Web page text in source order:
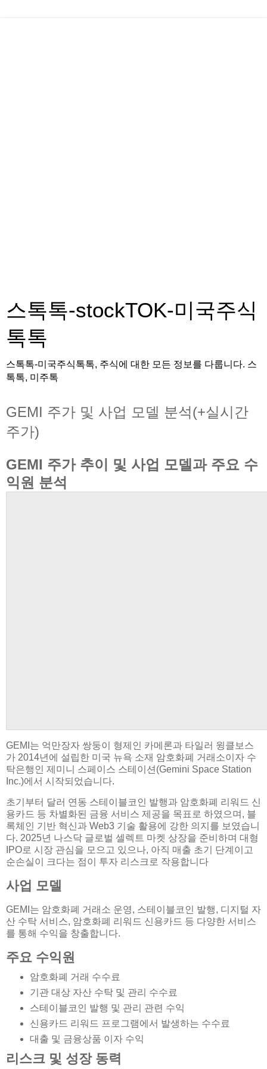
스톡톡-stockTOK-미국주식
톡톡
스톡톡-미국주식톡톡, 주식에 대한 모든 정보를 다룹니다. 스
톡톡, 미주톡
GEMI 주가 및 사업 모델 분석(+실시간
주가)
GEMI 주가 추이 및 사업 모델과 주요 수
익원 분석
GEMI는 억만장자 쌍둥이 형제인 카메론과 타일러 윙클보스
가 2014년에 설립한 미국 뉴욕 소재 암호화폐 거래소이자 수
탁은행인 제미니 스페이스 스테이션(Gemini Space Station
Inc.)에서 시작되었습니다.
초기부터 달러 연동 스테이블코인 발행과 암호화폐 리워드 신
용카드 등 차별화된 금융 서비스 제공을 목표로 하였으며, 블
록체인 기반 혁신과 Web3 기술 활용에 강한 의지를 보였습니
다. 2025년 나스닥 글로벌 셀렉트 마켓 상장을 준비하며 대형
IPO로 시장 관심을 모으고 있으나, 아직 매출 초기 단계이고
순손실이 크다는 점이 투자 리스크로 작용합니다
사업 모델
GEMI는 암호화폐 거래소 운영, 스테이블코인 발행, 디지털 자
산 수탁 서비스, 암호화폐 리워드 신용카드 등 다양한 서비스
를 통해 수익을 창출합니다.
주요 수익원
암호화폐 거래 수수료
기관 대상 자산 수탁 및 관리 수수료
스테이블코인 발행 및 관리 관련 수익
신용카드 리워드 프로그램에서 발생하는 수수료
대출 및 금융상품 이자 수익
리스크 및 성장 동력